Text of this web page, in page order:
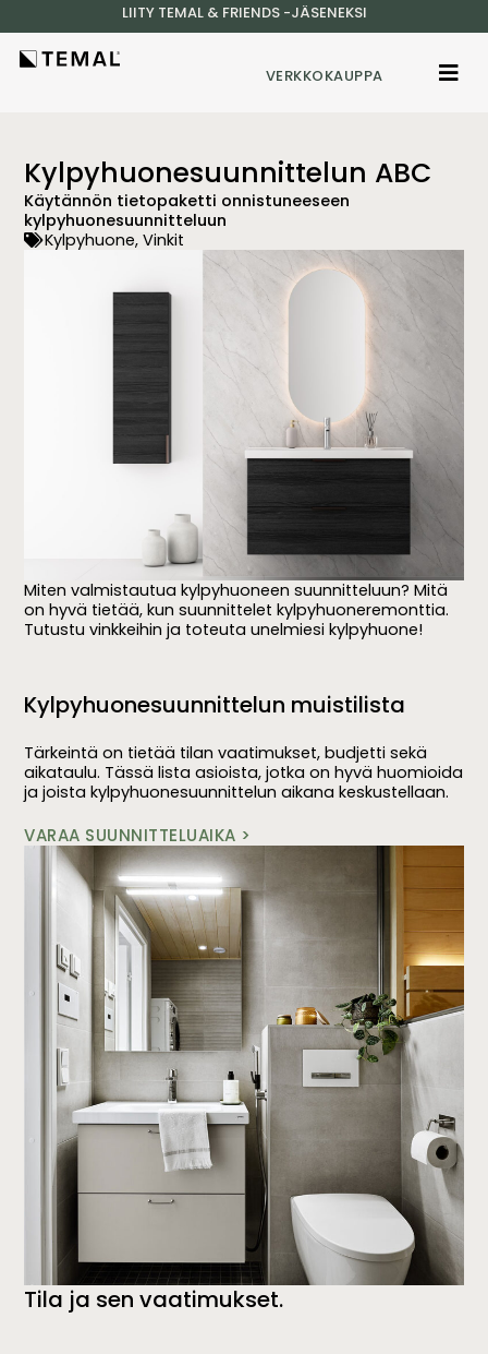
LIITY TEMAL & FRIENDS -JÄSENEKSI
VERKKOKAUPPA
Kylpyhuonesuunnittelun ABC
Käytännön tietopaketti onnistuneeseen
kylpyhuonesuunnitteluun
Kylpyhuone,Vinkit
Miten valmistautua kylpyhuoneen suunnitteluun? Mitä
on hyvä tietää, kun suunnittelet kylpyhuoneremonttia.
Tutustu vinkkeihin ja toteuta unelmiesi kylpyhuone!
Kylpyhuonesuunnittelun muistilista
Tärkeintä on tietää tilan vaatimukset, budjetti sekä
aikataulu. Tässä lista asioista, jotka on hyvä huomioida
ja joista kylpyhuonesuunnittelun aikana keskustellaan.
VARAA SUUNNITTELUAIKA >
Tila ja sen vaatimukset.